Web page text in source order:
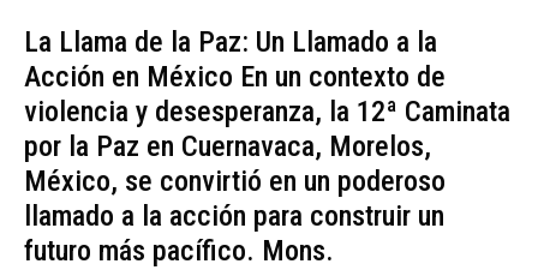
La Llama de la Paz: Un Llamado a la
Acción en México En un contexto de
violencia y desesperanza, la 12ª Caminata
por la Paz en Cuernavaca, Morelos,
México, se convirtió en un poderoso
llamado a la acción para construir un
futuro más pacífico. Mons.